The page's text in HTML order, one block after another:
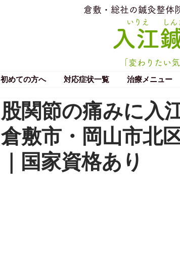
いりえ
倉敷・総社の鍼灸整体
入江
しん
「変わりたい
初めての方へ 対応症状一覧 治療メニュー
股関節の痛みに入
倉敷市・岡山市北
｜国家資格あり